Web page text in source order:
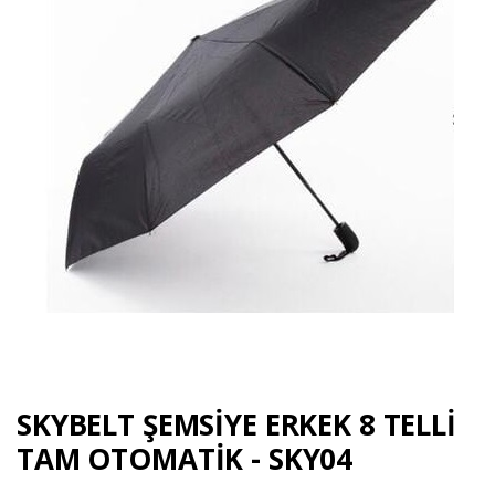
SKYBELT ŞEMSİYE ERKEK 8 TELLİ
TAM OTOMATİK - SKY04